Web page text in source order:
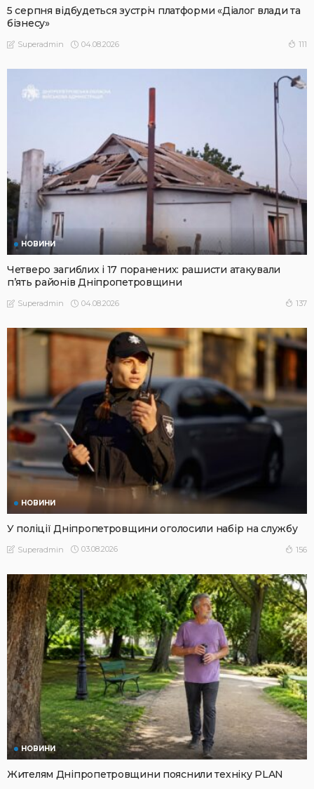
5 серпня відбудеться зустріч платформи «Діалог влади та
бізнесу»
Superadmin 04.08.2026 111
НОВИНИ
Четверо загиблих і 17 поранених: рашисти атакували
п’ять районів Дніпропетровщини
Superadmin 04.08.2026 137
НОВИНИ
У поліції Дніпропетровщини оголосили набір на службу
Superadmin 03.08.2026 156
НОВИНИ
Жителям Дніпропетровщини пояснили техніку PLAN